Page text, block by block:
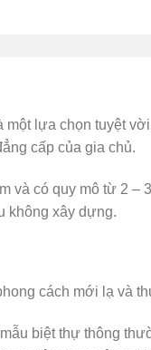
lựa chọn tuyệt
cấp của gia chủ.
và có quy mô từ 2 –
không xây dựng.
cách mới lạ và
biệt thự thông